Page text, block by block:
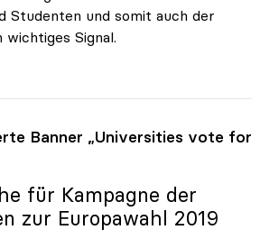
Studenten und somit auch der
Signal.
leicht erhöhte Wahlbeteiligung
Banner „Universities vote for
für Kampagne der
zur Europawahl 2019